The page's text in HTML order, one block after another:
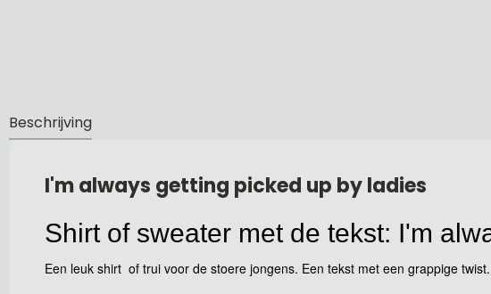
Beschrijving
I'm always getting picked up by ladies
Shirt of sweater met de tekst: I'm
Een leuk shirt of trui voor de stoere jongens. Een tekst met een grappige twist.